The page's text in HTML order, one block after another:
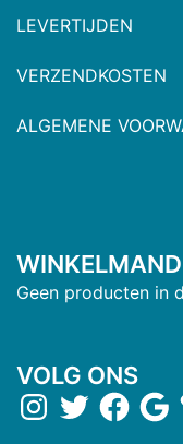
LEVERTIJDEN
VERZENDKOSTEN
ALGEMENE
WINKELMAND
Geen producten in
VOLG ONS